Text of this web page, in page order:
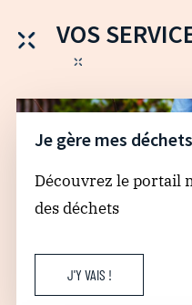
VOS
Je gère mes
Découvrez le portail
des déchets
J'Y VAIS !